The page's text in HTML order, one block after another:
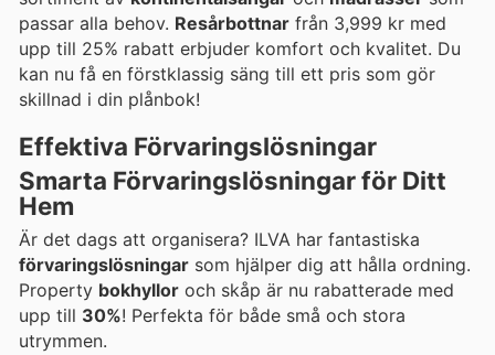
passar alla behov. Resårbottnar från 3,999 kr med
upp till 25% rabatt erbjuder komfort och kvalitet. Du
kan nu få en förstklassig säng till ett pris som gör
skillnad i din plånbok!
Effektiva Förvaringslösningar
Smarta Förvaringslösningar för Ditt
Hem
Är det dags att organisera? ILVA har fantastiska
förvaringslösningar som hjälper dig att hålla ordning.
Property bokhyllor och skåp är nu rabatterade med
upp till 30%! Perfekta för både små och stora
utrymmen.